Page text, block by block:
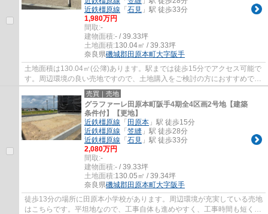
近鉄橿原線 「 石見 」駅 徒歩33分
1,980万円
間取:-
建物面積:- / 39.33坪
土地面積:130.04㎡ / 39.33坪
奈良県磯城郡田原本町大字阪手
土地面積は130.04㎡(公簿)あります。駅までは徒歩15分でアクセス可能で
す。周辺環境の良い売地ですので、土地購入をご検討の方におすすめで
す。建築条件付きは、売主としては建物の建...
売買｜売地
グラファーレ田原本町阪手4期全4区画2号地【建築
条件付】【更地】
近鉄橿原線 「 田原本 」駅 徒歩15分
近鉄橿原線 「 笠縫 」駅 徒歩28分
近鉄橿原線 「 石見 」駅 徒歩33分
2,080万円
間取:-
建物面積:- / 39.33坪
土地面積:130.05㎡ / 39.34坪
奈良県磯城郡田原本町大字阪手
徒歩13分の場所に田原本小学校があります。周辺環境が充実している売地
はこちらです。平坦地なので、工事自体も進めやすく、工事時間も短くな